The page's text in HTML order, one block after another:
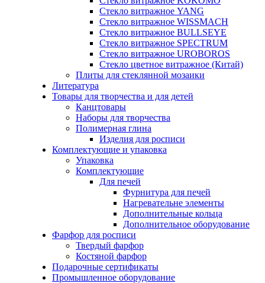
Стекло витражное YANG
Стекло витражное WISSMACH
Стекло витражное BULLSEYE
Стекло витражное SPECTRUM
Стекло витражное UROBOROS
Стекло цветное витражное (Китай)
Плиты для стеклянной мозаики
Литература
Товары для творчества и для детей
Канцтовары
Наборы для творчества
Полимерная глина
Изделия для росписи
Комплектующие и упаковка
Упаковка
Комплектующие
Для печей
Фурнитура для печей
Нагревательне элементы
Дополнительные кольца
Дополнительное оборудование
Фарфор для росписи
Твердый фарфор
Костяной фарфор
Подарочные сертификаты
Промышленное оборудование